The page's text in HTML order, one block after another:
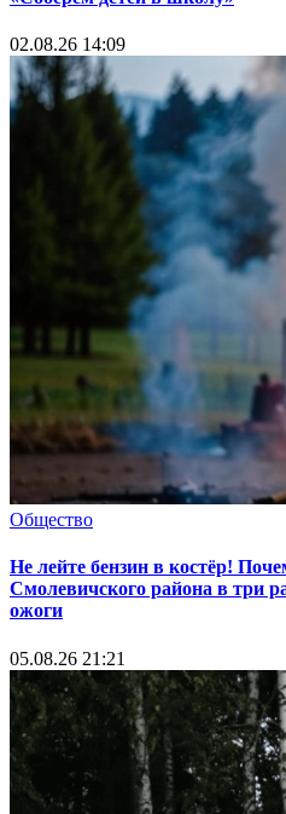
02.08.26 14:09
Общество
Не лейте бензин в костёр!
Смолевичского района в три
ожоги
05.08.26 21:21